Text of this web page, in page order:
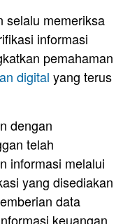
selalu memeriksa
informasi
pemahaman
digital yang terus
dengan
telah
informasi melalui
yang disediakan
data
keuangan